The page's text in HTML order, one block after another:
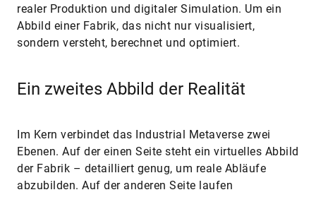
realer Produktion und digitaler Simulation. Um ein
Abbild einer Fabrik, das nicht nur visualisiert,
sondern versteht, berechnet und optimiert.
Ein zweites Abbild der Realität
Im Kern verbindet das Industrial Metaverse zwei
Ebenen. Auf der einen Seite steht ein virtuelles Abbild
der Fabrik – detailliert genug, um reale Abläufe
abzubilden. Auf der anderen Seite laufen